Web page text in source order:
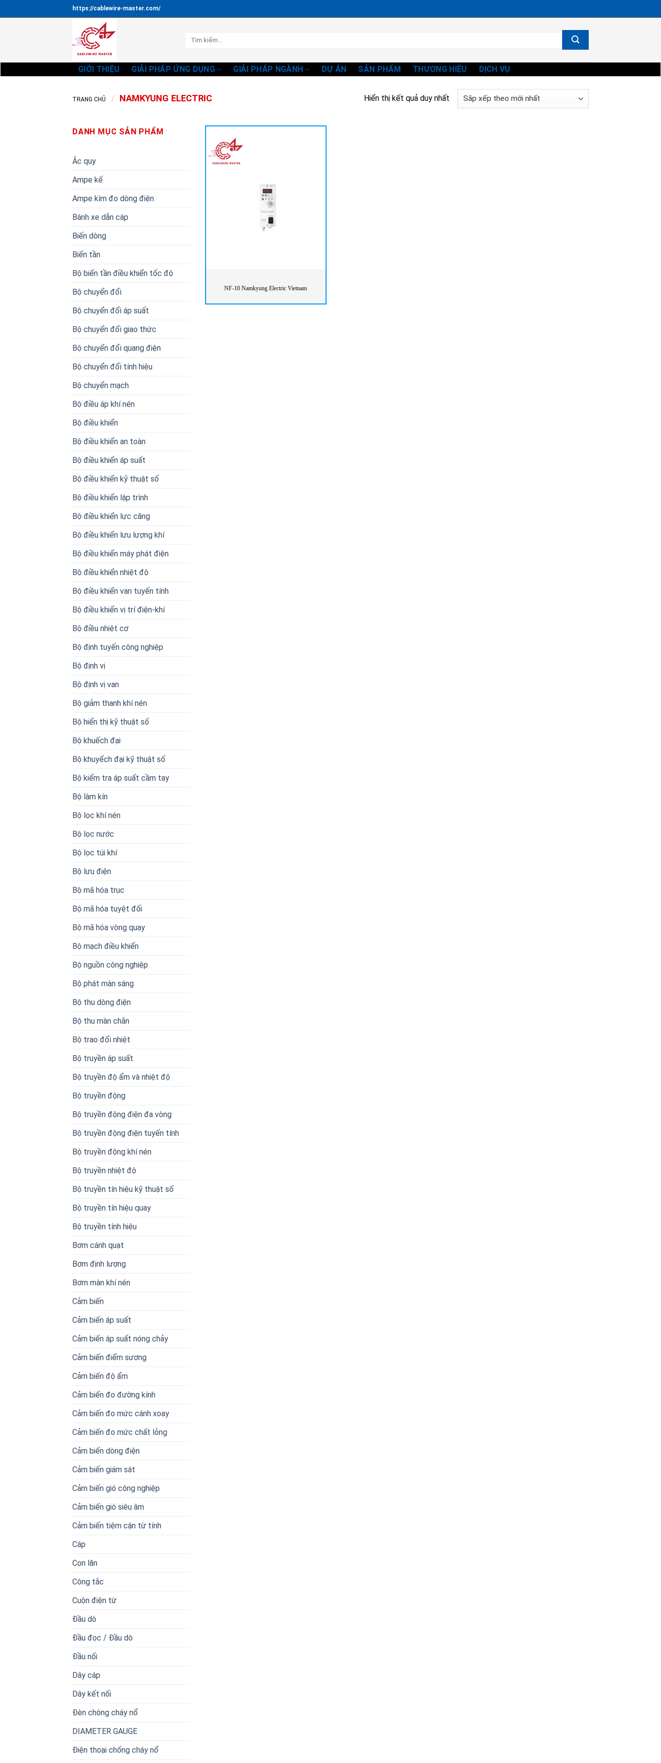
qua
https://cablewire-master.com/
GIỚI THIỆU GIẢI PHÁP ỨNG DỤNG GIẢI PHÁP NGÀNH DỰ ÁN SẢN PHẨM THƯƠNG HIỆU DỊCH VỤ
TRANG CHỦ / NAMKYUNG ELECTRIC Hiển thị kết quả duy nhất
DANH MỤC SẢN PHẨM
Ắc quy
Ampe kế
Ampe kìm đo dòng điện
Bánh xe dẫn cáp
Biến dòng
Biến tần
Bộ biến tần điều khiển tốc độ
Bộ chuyển đổi
Bộ chuyển đổi áp suất
Bộ chuyển đổi giao thức
Bộ chuyển đổi quang điện
Bộ chuyển đổi tính hiệu
Bộ chuyển mạch
Bộ điều áp khí nén
Bộ điều khiển
Bộ điều khiển an toàn
Bộ điều khiển áp suất
Bộ điều khiển kỹ thuật số
Bộ điều khiển lập trình
Bộ điều khiển lực căng
Bộ điều khiển lưu lượng khí
Bộ điều khiển máy phát điện
Bộ điều khiển nhiệt độ
Bộ điều khiển van tuyến tính
Bộ điều khiển vị trí điện-khí
Bộ điều nhiệt cơ
Bộ định tuyến công nghiệp
Bộ định vị
Bộ định vị van
Bộ giảm thanh khí nén
Bộ hiển thị kỹ thuật số
Bộ khuếch đại·
Bộ khuyếch đại kỹ thuật số
Bộ kiểm tra áp suất cầm tay
Bộ làm kín
Bộ lọc khí nén
Bộ lọc nước
Bộ lọc túi khí
Bộ lưu điện
Bộ mã hóa trục
Bộ mã hóa tuyệt đối
Bộ mã hóa vòng quay
Bộ mạch điều khiển
Bộ nguồn công nghiệp
Bộ phát màn sáng
Bộ thu dòng điện
Bộ thu màn chắn
Bộ trao đổi nhiệt
Bộ truyền áp suất
Bộ truyền độ ẩm và nhiệt độ
Bộ truyền động
Bộ truyền động điện đa vòng
Bộ truyền động điện tuyến tính
Bộ truyền động khí nén
Bộ truyền nhiệt độ
Bộ truyền tín hiệu kỹ thuật số
Bộ truyền tín hiệu quay
Bộ truyền tính hiệu
Bơm cánh quạt
Bơm định lượng
Bơm màn khí nén
Cảm biến
Cảm biến áp suất
Cảm biến áp suất nóng chảy
Cảm biến điểm sương
Cảm biến độ ẩm
Cảm biến đo đường kính
Cảm biến đo mức cánh xoay
Cảm biến đo mức chất lỏng
Cảm biến dòng điện
Cảm biến giám sát
Cảm biến gió công nghiệp
Cảm biến gió siêu âm
Cảm biến tiệm cận từ tính
Cáp
Con lăn
Công tắc
Cuộn điện từ
Đầu dò
Đầu đọc / Đầu dò
Đầu nối
Dây cáp
Dây kết nối
Đèn chóng cháy nổ
DIAMETER GAUGE
Điện thoại chống cháy nổ
NF-10 Namkyung Electric Vietnam